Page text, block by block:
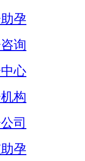
孕
询
心
构
司
孕